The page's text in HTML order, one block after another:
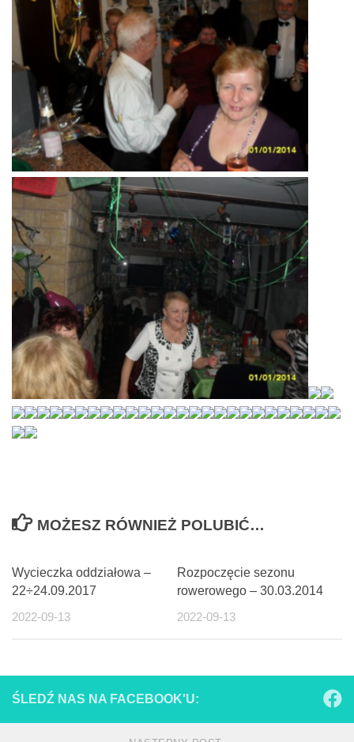
MOŻESZ RÓWNIEŻ POLUBIĆ…
Wycieczka oddziałowa –
22÷24.09.2017
2022-09-13
Rozpoczęcie sezonu
rowerowego – 30.03.2014
2022-09-13
ŚLEDŹ NAS NA FACEBOOK'U: